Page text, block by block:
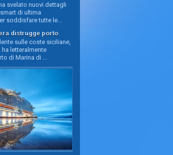
svelato nuovi dettagli
di ultima
soddisfare tutte le...
distrugge porto
sulle coste siciliane,
letteralmente
di Marina di ...